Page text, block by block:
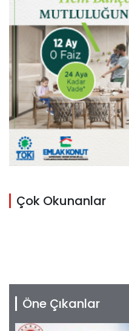
Çok Okunanlar
Öne Çıkanlar